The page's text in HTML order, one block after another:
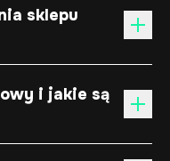
sklepu
i jakie są